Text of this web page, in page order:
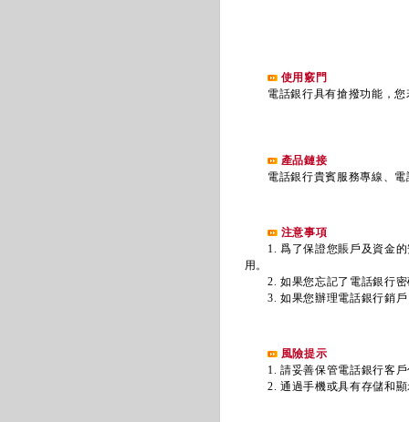
使用竅門
電話銀行具有搶撥功能，
產品鏈接
電話銀行貴賓服務專線 、 電
注意事項
1. 爲了保證您賬戶及資金的
用。
2. 如果您忘記了電話銀行密
3. 如果您辦理電話銀行銷戶
風險提示
1. 請妥善保管電話銀行客戶
2. 通過手機或具有存儲和顯